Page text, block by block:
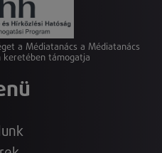
a Médiatanács a Médiatanács
keretében támogatja